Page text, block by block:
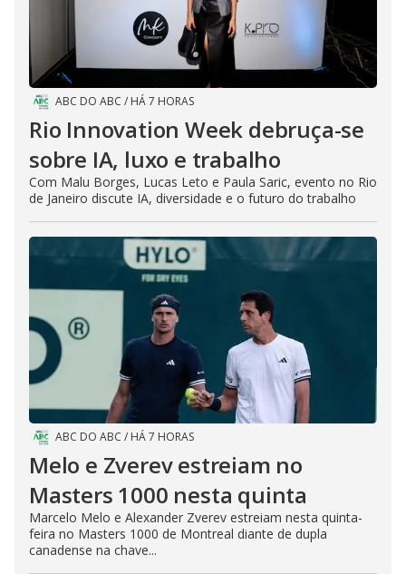
ABC DO ABC / HÁ 7 HORAS
Rio Innovation Week debruça-se
sobre IA, luxo e trabalho
Com Malu Borges, Lucas Leto e Paula Saric, evento no Rio
de Janeiro discute IA, diversidade e o futuro do trabalho
ABC DO ABC / HÁ 7 HORAS
Melo e Zverev estreiam no
Masters 1000 nesta quinta
Marcelo Melo e Alexander Zverev estreiam nesta quinta-
feira no Masters 1000 de Montreal diante de dupla
canadense na chave...